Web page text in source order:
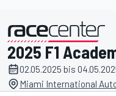
präsentiert von
2025 F1
02.05.2025 bis
Miami International